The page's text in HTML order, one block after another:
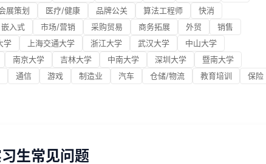
展策划 医疗/健康 品牌公关 算法工程师
快消
嵌入式 市场/营销 采购贸易 商务拓展 外贸
销售
学 上海交通大学 浙江大学 武汉大学
中山大学
南京大学 吉林大学 中南大学 深圳大学
暨南大学
通信 游戏 制造业 汽车 仓储/物流 教育培训
保险
生常见问题